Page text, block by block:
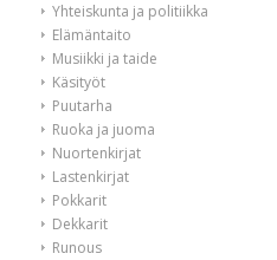
Yhteiskunta ja politiikka
Elämäntaito
Musiikki ja taide
Käsityöt
Puutarha
Ruoka ja juoma
Nuortenkirjat
Lastenkirjat
Pokkarit
Dekkarit
Runous